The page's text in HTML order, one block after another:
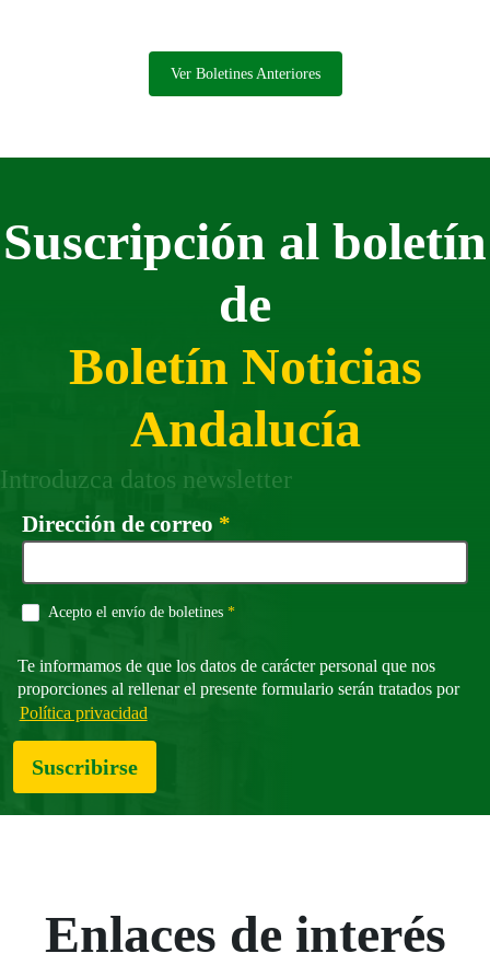
afiliados y trabajadores, para compartir entre
todos los mejores deseos para el nuevo año.
Ver Boletines Anteriores
Suscripción al boletín
de
Boletín Noticias
Andalucía
Introduzca datos newsletter
Dirección de correo *
Acepto el envío de boletines *Campo obligatorio
Te informamos de que los datos de carácter personal que nos
proporciones al rellenar el presente formulario serán tratados por
Política privacidad
Suscribirse
Enlaces de interés